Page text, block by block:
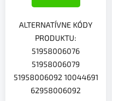
ALTERNATÍVNE KÓDY
PRODUKTU:
51958006076
51958006079
51958006092 10044691
62958006092